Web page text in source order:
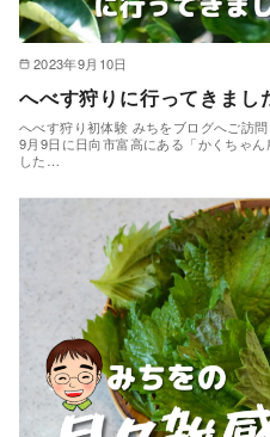
2023年9月10日
へべす狩りに行ってきまし
へべす狩り初体験 みちをブログへご訪
9月9日に日向市富高にある「かくちゃ
した…